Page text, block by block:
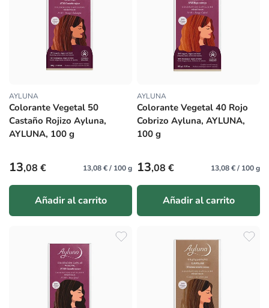
Proveedor:
AYLUNA
Colorante Vegetal 50
Castaño Rojizo Ayluna,
AYLUNA, 100 g
Precio habitual
13,08 € 13,08 € / 100 g
Añadir al carrito
Proveedor:
AYLUNA
Colorante Vegetal 40 Rojo
Cobrizo Ayluna, AYLUNA,
100 g
Precio habitual
13,08 € 13,08 € / 100 g
Añadir al carrito